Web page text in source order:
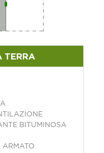
TERRA
BITUMINOSA
ARMATO